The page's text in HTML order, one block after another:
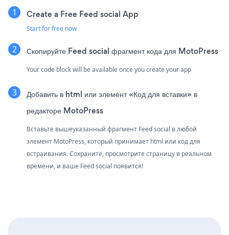
Create a Free Feed social App
Start for free now
Скопируйте Feed social фрагмент кода для MotoPress
Your code block will be available once you create your app
Добавить в html или элемент «Код для вставки» в
редакторе MotoPress
Вставьте вышеуказанный фрагмент Feed social в любой
элемент MotoPress, который принимает html или код для
встраивания. Сохраните, просмотрите страницу в реальном
времени, и ваше Feed social появится!